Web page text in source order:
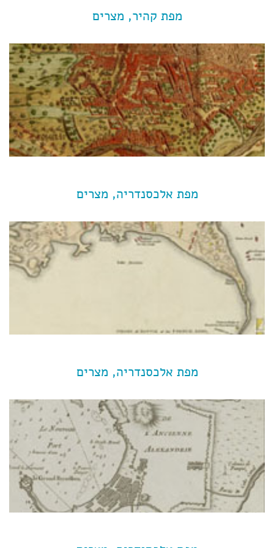
מפת קהיר, מצרים
מפת אלכסנדריה, מצרים
מפת אלכסנדריה, מצרים